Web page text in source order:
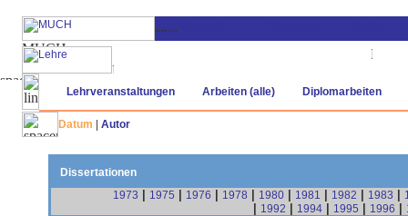
Lehrveranstaltungen Arbeiten (alle) Diplomarbeiten
Datum Autor
Dissertationen
1973
1975 1976 1978 1980 1981 1982 1983
1992 1994 1995 1996